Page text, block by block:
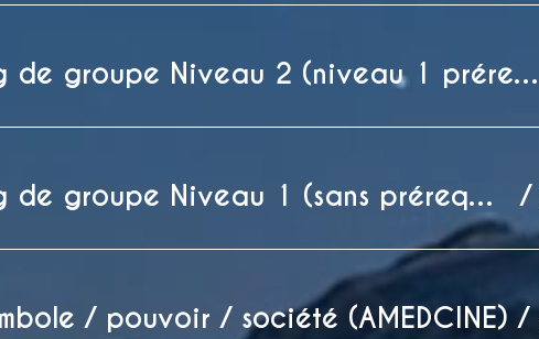
Coaching de groupe Niveau 2 (niveau 1 prérequis)
Coaching de groupe Niveau 1 (sans prérequis) /
/ pouvoir / société (AMEDCINE)/